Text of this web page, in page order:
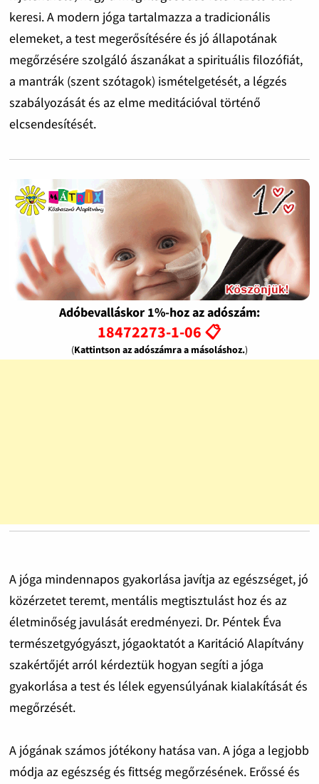
keresi. A modern jóga tartalmazza a tradicionális
elemeket, a test megerősítésére és jó állapotának
megőrzésére szolgáló ászanákat a spirituális filozófiát,
a mantrák (szent szótagok) ismételgetését, a légzés
szabályozását és az elme meditációval történő
elcsendesítését.
Adóbevalláskor 1%-hoz az adószám:
18472273-1-06 📋
(Kattintson az adószámra a másoláshoz.)
A jóga mindennapos gyakorlása javítja az egészséget, jó
közérzetet teremt, mentális megtisztulást hoz és az
életminőség javulását eredményezi. Dr. Péntek Éva
természetgyógyászt, jógaoktatót a Karitáció Alapítvány
szakértőjét arról kérdeztük hogyan segíti a jóga
gyakorlása a test és lélek egyensúlyának kialakítását és
megőrzését.
A jógának számos jótékony hatása van. A jóga a legjobb
módja az egészség és fittség megőrzésének. Erőssé és